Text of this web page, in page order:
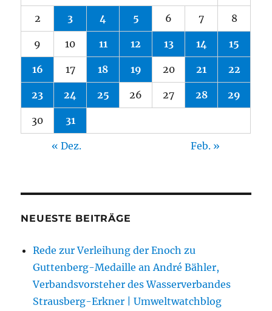
2 3 4 5 6 7 8
9 10 11 12 13 14 15
16 17 18 19 20 21 22
23 24 25 26 27 28 29
30 31
« Dez. Feb. »
NEUESTE BEITRÄGE
Rede zur Verleihung der Enoch zu
Guttenberg-Medaille an André Bähler,
Verbandsvorsteher des Wasserverbandes
Strausberg-Erkner | Umweltwatchblog